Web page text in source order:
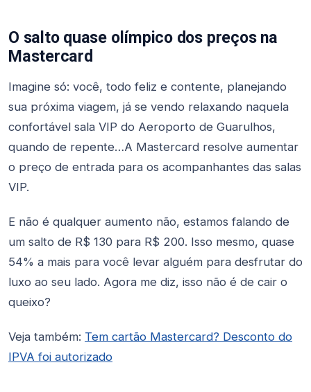
O salto quase olímpico dos preços na
Mastercard
Imagine só: você, todo feliz e contente, planejando
sua próxima viagem, já se vendo relaxando naquela
confortável sala VIP do Aeroporto de Guarulhos,
quando de repente…A Mastercard resolve aumentar
o preço de entrada para os acompanhantes das salas
VIP.
E não é qualquer aumento não, estamos falando de
um salto de R$ 130 para R$ 200. Isso mesmo, quase
54% a mais para você levar alguém para desfrutar do
luxo ao seu lado. Agora me diz, isso não é de cair o
queixo?
Veja também: Tem cartão Mastercard? Desconto do
IPVA foi autorizado